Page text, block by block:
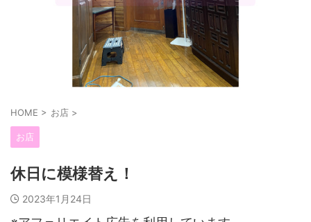
HOME > お店 >
お店
休日に模様替え！
2023年1月24日